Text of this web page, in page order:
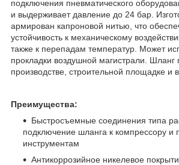
подключения пневматического
и выдерживает давление до 24 бар.
армирован капроновой нитью, что
устойчивость к механическому
также к перепадам температур. Может
прокладки воздушной магистрали. Шланг
производстве, строительной площадке и
Преимущества:
Быстросъемные соединения типа
подключение шланга к компрессору и
инструментам
Антикоррозийное никелевое